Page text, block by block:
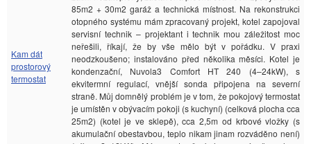
Kam dát
prostorový
termostat
85m2 + 30m2 garáž a technická místnost. Na rekonstrukci
otopného systému mám zpracovaný projekt, kotel zapojoval
servisní technik – projektant i technik mou záležitost moc
neřešili, říkají, že by vše mělo být v pořádku. V praxi
neodzkoušeno; instalováno před několika měsíci. Kotel je
kondenzační, Nuvola3 Comfort HT 240 (4–24kW), s
ekvitermní regulací, vnější sonda připojena na severní
straně. Můj domnělý problém je v tom, že pokojový termostat
je umístěn v obývacím pokoji (s kuchyní) (celková plocha cca
25m2) (kotel je ve sklepě), cca 2,5m od krbové vložky (s
akumulační obestavbou, teplo nikam jinam rozváděno není)